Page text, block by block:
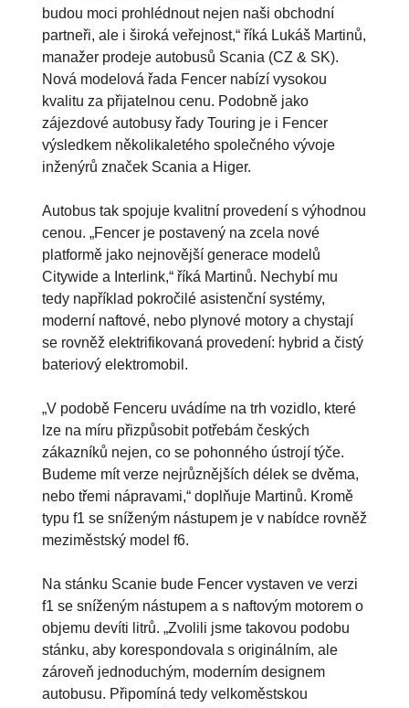
budou moci prohlédnout nejen naši obchodní
partneři, ale i široká veřejnost,“ říká Lukáš Martinů,
manažer prodeje autobusů Scania (CZ & SK).
Nová modelová řada Fencer nabízí vysokou
kvalitu za přijatelnou cenu. Podobně jako
zájezdové autobusy řady Touring je i Fencer
výsledkem několikaletého společného vývoje
inženýrů značek Scania a Higer.
Autobus tak spojuje kvalitní provedení s výhodnou
cenou. „Fencer je postavený na zcela nové
platformě jako nejnovější generace modelů
Citywide a Interlink,“ říká Martinů. Nechybí mu
tedy například pokročilé asistenční systémy,
moderní naftové, nebo plynové motory a chystají
se rovněž elektrifikovaná provedení: hybrid a čistý
bateriový elektromobil.
„V podobě Fenceru uvádíme na trh vozidlo, které
lze na míru přizpůsobit potřebám českých
zákazníků nejen, co se pohonného ústrojí týče.
Budeme mít verze nejrůznějších délek se dvěma,
nebo třemi nápravami,“ doplňuje Martinů. Kromě
typu f1 se sníženým nástupem je v nabídce rovněž
meziměstský model f6.
Na stánku Scanie bude Fencer vystaven ve verzi
f1 se sníženým nástupem a s naftovým motorem o
objemu devíti litrů. „Zvolili jsme takovou podobu
stánku, aby korespondovala s originálním, ale
zároveň jednoduchým, moderním designem
autobusu. Připomíná tedy velkoměstskou